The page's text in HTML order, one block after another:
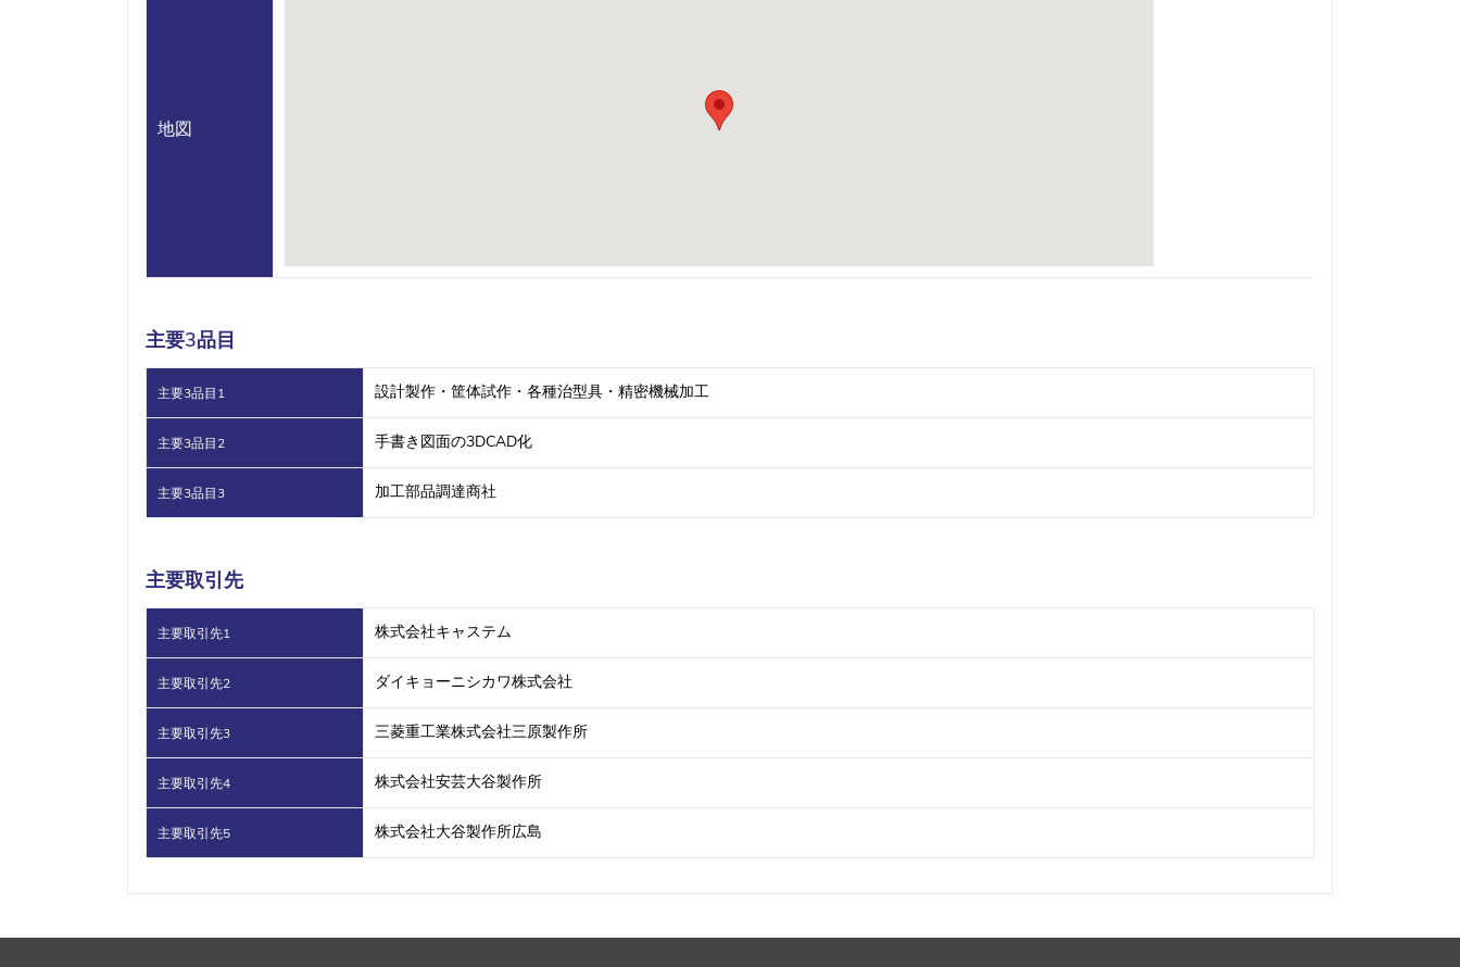
地図
主要3品目
主要3品目1 設計製作・筐体試作・各種治型具・精密機械加工
主要3品目2 手書き図面の3DCAD化
主要3品目3 加工部品調達商社
主要取引先
主要取引先1 株式会社キャステム
主要取引先2 ダイキョーニシカワ株式会社
主要取引先3 三菱重工業株式会社三原製作所
主要取引先4 株式会社安芸大谷製作所
主要取引先5 株式会社大谷製作所広島